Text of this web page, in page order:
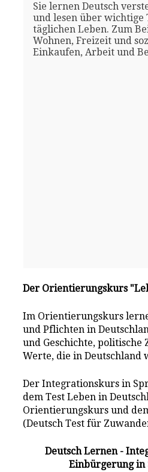
Sie lernen Deutsch
und lesen über wichtige
täglichen Leben. Zum
Wohnen, Freizeit und
Einkaufen, Arbeit und
Der Orientierungskurs
Im Orientierungskurs
und Pflichten in
und Geschichte, politische
Werte, die in Deutschland
Der Integrationskurs in
dem Test Leben in
Orientierungskurs und
(Deutsch Test für
Deutsch Lernen -
Einbürgerung in